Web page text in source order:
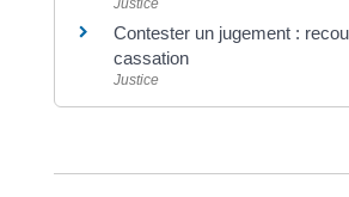
Contester un jugement :
cassation
Justice